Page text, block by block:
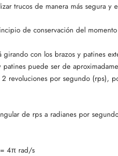
trucos de manera más segura y
de conservación del
con los brazos y patines
puede ser de
revoluciones por segundo (rps),
de rps a radianes por
4π rad/s